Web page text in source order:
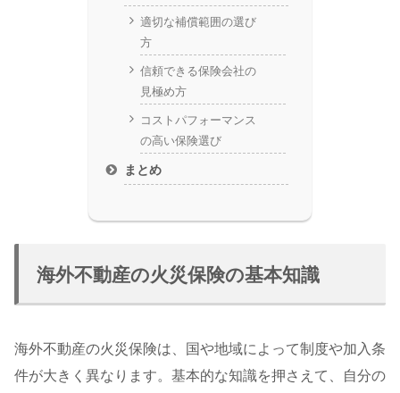
適切な補償範囲の選び
方
信頼できる保険会社の
見極め方
コストパフォーマンス
の高い保険選び
まとめ
海外不動産の火災保険の基本知識
海外不動産の火災保険は、国や地域によって制度や加入条
件が大きく異なります。基本的な知識を押さえて、自分の